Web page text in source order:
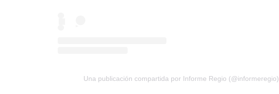
Una publicación compartida por Informe Regio (@informeregio)